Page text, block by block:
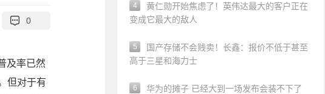
0
及率已然
但对于有
4
黄仁勋开始焦虑了！英伟达最大的客户正在
变成它最大的敌人
5
国产存储不会贱卖！长鑫：报价不低于甚至
高于三星和海力士
6 华为的摊子 已经大到一场发布会装不下了